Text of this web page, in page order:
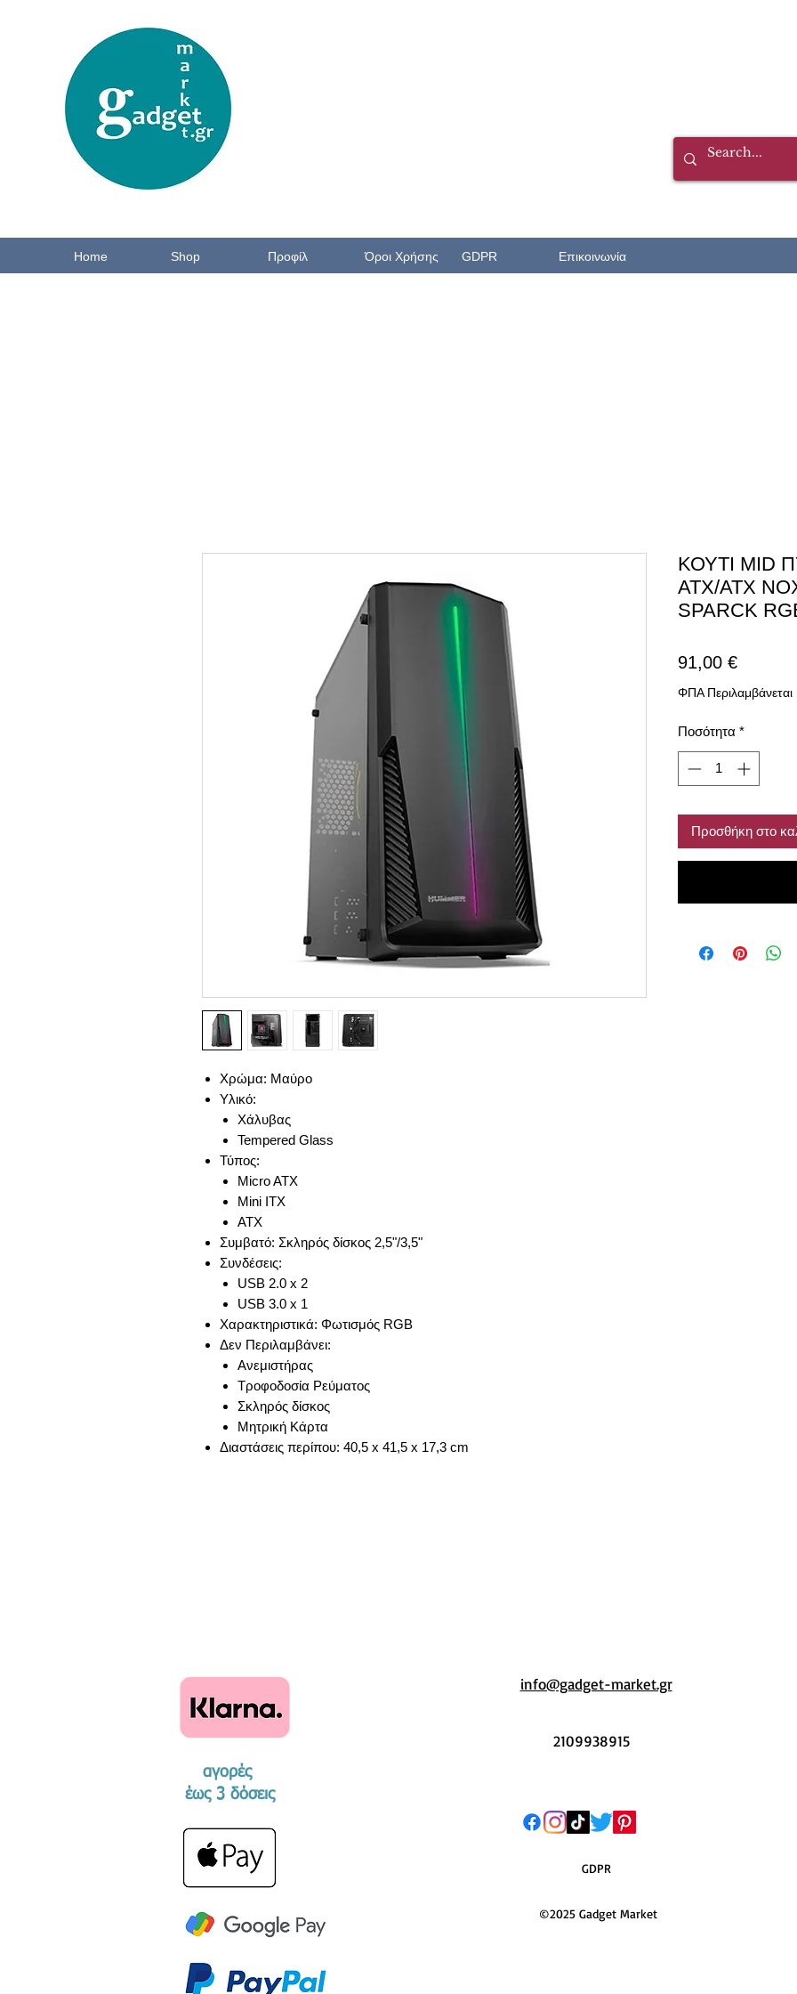
Home Shop Προφίλ Όροι Χρήσης GDPR Επικοινωνία
Χρώμα: Μαύρο
Υλικό:
Χάλυβας
Tempered Glass
Τύπος:
Micro ATX
Mini ITX
ATX
Συμβατό: Σκληρός δίσκος 2,5"/3,5"
Συνδέσεις:
USB 2.0 x 2
USB 3.0 x 1
Χαρακτηριστικά: Φωτισμός RGB
Δεν Περιλαμβάνει:
Ανεμιστήρας
Τροφοδοσία Ρεύματος
Σκληρός δίσκος
Μητρική Κάρτα
Διαστάσεις περίπου: 40,5 x 41,5 x 17,3 cm
ΚΟΥΤΙ MID
ATX/ATX
SPARCK
91,00 €Τιμή
ΦΠΑ Περιλαμβάνεται
Ποσότητα *
Προσθήκη στο
αγορές
​έως 3 δόσεις
info@gadget-market.gr
2109938915
GDPR
©2025 Gadget Market